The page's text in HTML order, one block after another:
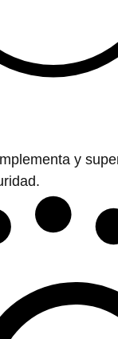
y